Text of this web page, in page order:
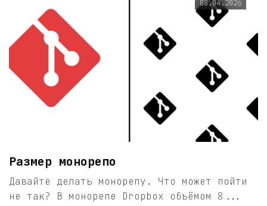
08.04.2026
Размер монорепо
Давайте делать монорепу. Что может пойти
не так? В монорепе Dropbox объёмом 8...